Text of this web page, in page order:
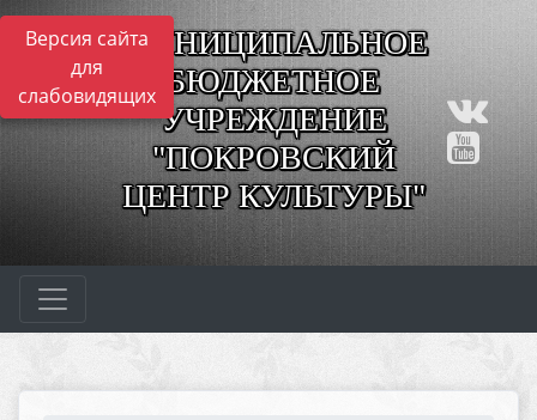
Версия сайта
для
слабовидящих
МУНИЦИПАЛЬНОЕ
БЮДЖЕТНОЕ
УЧРЕЖДЕНИЕ
"ПОКРОВСКИЙ
ЦЕНТР КУЛЬТУРЫ"